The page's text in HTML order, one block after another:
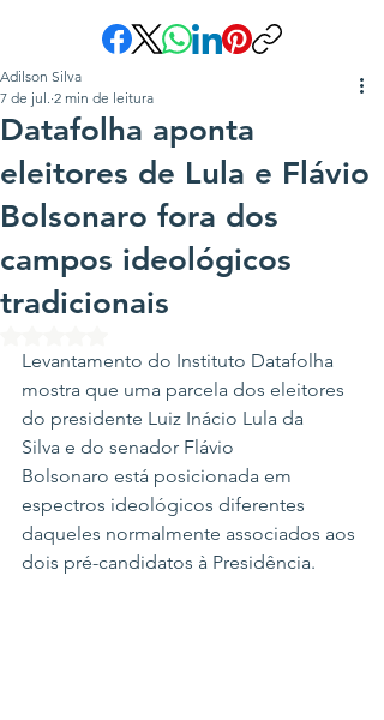
Datafolha aponta
eleitores de Lula e Flávio
Bolsonaro fora dos
campos ideológicos
tradicionais
Adilson Silva
7 de jul. 2 min de leitura
Levantamento do Instituto Datafolha
mostra que uma parcela dos eleitores
do presidente Luiz Inácio Lula da
Silva e do senador Flávio
Bolsonaro está posicionada em
espectros ideológicos diferentes
daqueles normalmente associados aos
dois pré-candidatos à Presidência.